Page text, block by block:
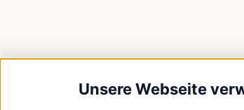
Unsere Webseite